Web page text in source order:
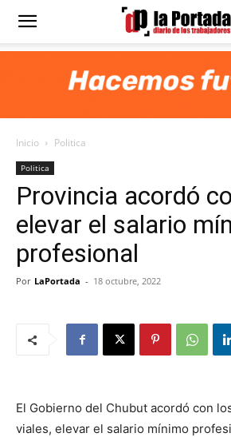
Diario
Portada
Inicio Politica
Politica
Provincia acordó
elevar el salario
profesional
Por LaPortada - 18 octubre, 2022
El Gobierno del Chubut acordó con
viales, elevar el salario mínimo